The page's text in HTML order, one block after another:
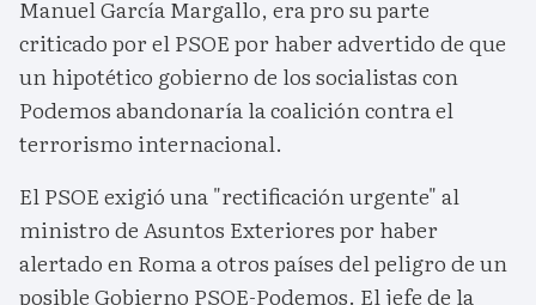
Manuel García Margallo, era pro su parte
criticado por el PSOE por haber advertido de que
un hipotético gobierno de los socialistas con
Podemos abandonaría la coalición contra el
terrorismo internacional.
El PSOE exigió una "rectificación urgente" al
ministro de Asuntos Exteriores por haber
alertado en Roma a otros países del peligro de un
posible Gobierno PSOE-Podemos. El jefe de la